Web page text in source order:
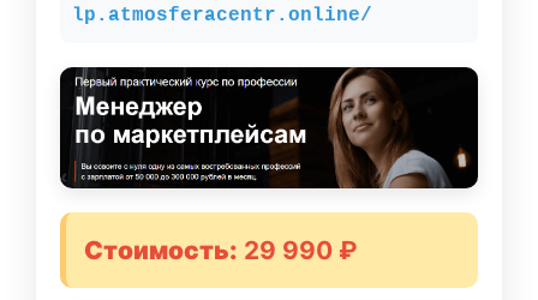
lp.atmosferacentr.online/
Стоимость: 29 990 ₽